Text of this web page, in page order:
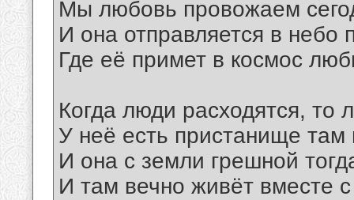
Мы любовь провожаем
И она отправляется в небо
Где её примет в космос
Когда люди расходятся, то
У неё есть пристанище там
И она с земли грешной
И там вечно живёт вместе